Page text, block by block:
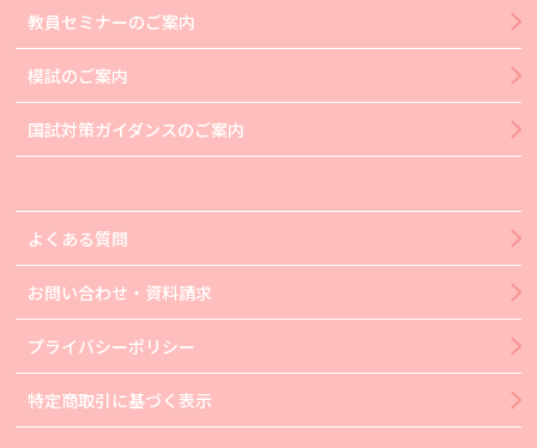
教員セミナーのご案内
模試のご案内
国試対策ガイダンスのご案内
よくある質問
お問い合わせ・資料請求
プライバシーポリシー
特定商取引に基づく表示